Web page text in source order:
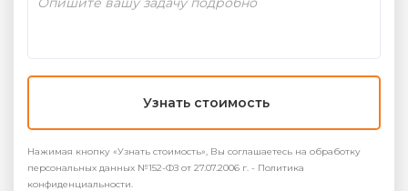
Узнать стоимость
Нажимая кнопку «Узнать стоимость», Вы соглашаетесь на обработку
персональных данных №152-ФЗ от 27.07.2006 г. - Политика
конфиденциальности.